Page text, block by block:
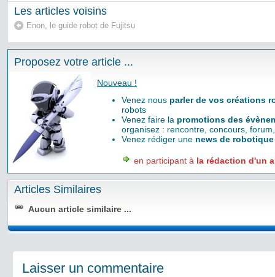
Les articles voisins
Enon, le guide robot de Fujitsu
Proposez votre article ...
Nouveau !
Venez nous parler de vos créations
robots
Venez faire la promotions des
organisez : rencontre, concours,
Venez rédiger une news de robotique
en participant à la rédaction d'un
Articles Similaires
Aucun article similaire ...
Laisser un commentaire